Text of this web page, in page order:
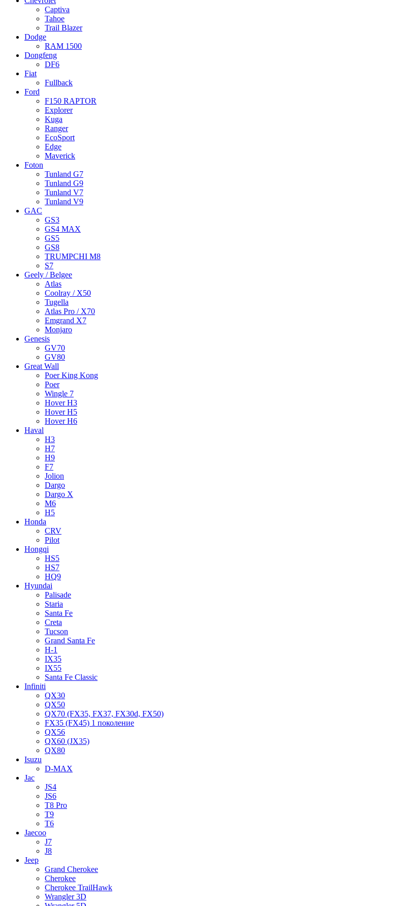
Captiva
Tahoe
Trail Blazer
Dodge
RAM 1500
Dongfeng
DF6
Fiat
Fullback
Ford
F150 RAPTOR
Explorer
Kuga
Ranger
EcoSport
Edge
Maverick
Foton
Tunland G7
Tunland G9
Tunland V7
Tunland V9
GAC
GS3
GS4 MAX
GS5
GS8
TRUMPCHI M8
S7
Geely / Belgee
Atlas
Coolray / X50
Tugella
Atlas Pro / X70
Emgrand X7
Monjaro
Genesis
GV70
GV80
Great Wall
Poer King Kong
Poer
Wingle 7
Hover H3
Hover H5
Hover H6
Haval
H3
H7
H9
F7
Jolion
Dargo
Dargo X
M6
H5
Honda
CRV
Pilot
Hongqi
HS5
HS7
HQ9
Hyundai
Palisade
Staria
Santa Fe
Creta
Tucson
Grand Santa Fe
H-1
IX35
IX55
Santa Fe Classic
Infiniti
QX30
QX50
QX70 (FX35, FX37, FX30d, FX50)
FX35 (FX45) 1 поколение
QX56
QX60 (JX35)
QX80
Isuzu
D-MAX
Jac
JS4
JS6
T8 Pro
T9
T6
Jaecoo
J7
J8
Jeep
Grand Cherokee
Cherokee
Cherokee TrailHawk
Wrangler 3D